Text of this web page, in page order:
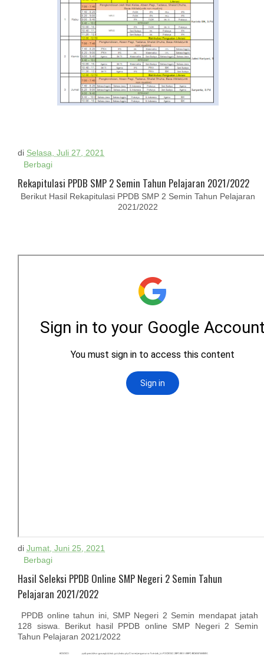
di Selasa, Juli 27, 2021
Berbagi
Rekapitulasi PPDB SMP 2 Semin Tahun Pelajaran 2021/2022
Berikut Hasil Rekapitulasi PPDB SMP 2 Semin Tahun Pelajaran
2021/2022
di Jumat, Juni 25, 2021
Berbagi
Hasil Seleksi PPDB Online SMP Negeri 2 Semin Tahun
Pelajaran 2021/2022
PPDB online tahun ini, SMP Negeri 2 Semin mendapat jatah
128 siswa. Berikut hasil PPDB online SMP Negeri 2 Semin
Tahun Pelajaran 2021/2022